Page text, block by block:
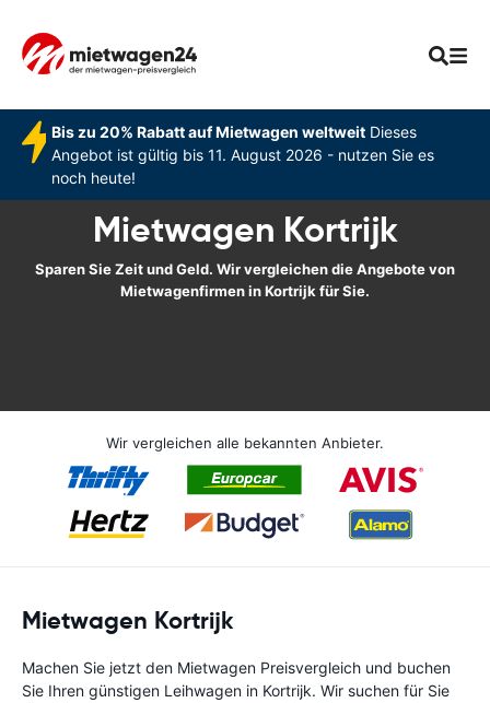
Bis zu 20% Rabatt auf Mietwagen weltweitDieses
Angebot ist gültig bis 11. August 2026 - nutzen Sie es
noch heute!
Mietwagen Kortrijk
Sparen Sie Zeit und Geld. Wir vergleichen die Angebote von
Mietwagenfirmen in Kortrijk für Sie.
Wir vergleichen alle bekannten Anbieter.
Mietwagen Kortrijk
Machen Sie jetzt den Mietwagen Preisvergleich und buchen
Sie Ihren günstigen Leihwagen in Kortrijk. Wir suchen für Sie